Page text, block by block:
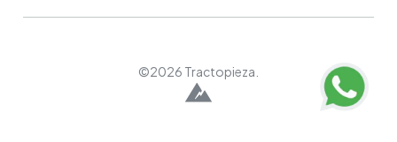
©2026 Tractopieza.